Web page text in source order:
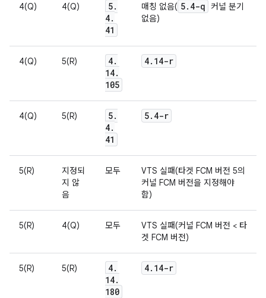
4(Q) 4(Q) 5.
4.
41
매칭 없음( 5. 4-q
커널 분기
없음)
4(Q) 5(R) 4.
14.
105
4. 14-r
4(Q) 5(R) 5.
4.
41
5. 4-r
5(R)
지정되
지 않
음
모두
VTS 실패(타겟 FCM 버전 5의
커널 FCM 버전을 지정해야
함)
5(R) 4(Q) 모두
VTS 실패(커널 FCM 버전 < 타
겟 FCM 버전)
5(R) 5(R) 4.
14.
180
4. 14-r